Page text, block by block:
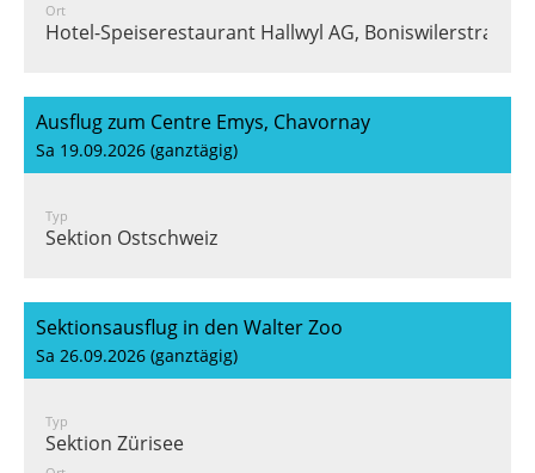
Ort
Hotel-Speiserestaurant Hallwyl AG, Boniswilerstrasse
Ausflug zum Centre Emys, Chavornay
Sa 19.09.2026 (ganztägig)
Typ
Sektion Ostschweiz
Sektionsausflug in den Walter Zoo
Sa 26.09.2026 (ganztägig)
Typ
Sektion Zürisee